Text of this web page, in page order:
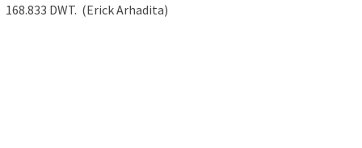
168.833 DWT. (Erick Arhadita)